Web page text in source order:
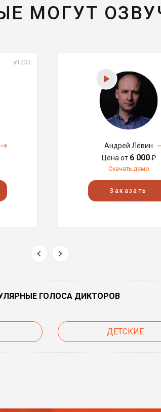
МОГУТ
#1233
Андрей Лёвин
Цена от 6 000₽
Скачать демо
Заказать
ГОЛОСА ДИКТОРОВ
ДЕТСКИЕ